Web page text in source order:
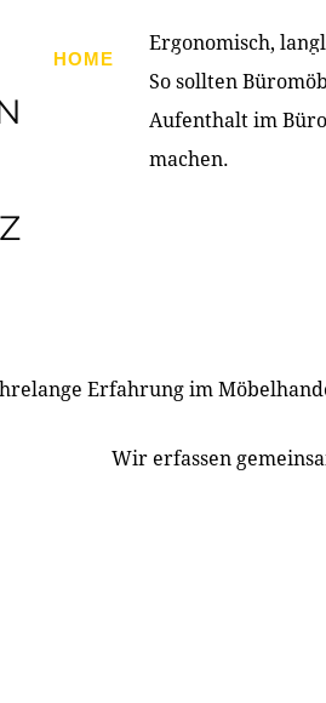
HOME PRODUKTE
Ergonomisch,
So sollten
Aufenthalt im
machen.
Erfahrung im
Wir erfassen